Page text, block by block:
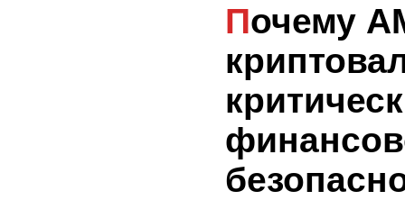
Почему АМЛ проверка